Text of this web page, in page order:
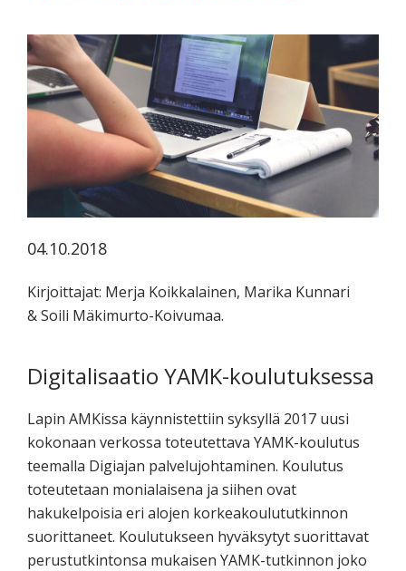
sekä
ammattikorkeakoulutusta
koskevasta
tutkimuksesta
kaikille
kiinnostuneille.
04.10.2018
Kirjoittajat: Merja Koikkalainen, Marika Kunnari
& Soili Mäkimurto-Koivumaa.
Digitalisaatio YAMK-koulutuksessa
Lapin AMKissa käynnistettiin syksyllä 2017 uusi
kokonaan verkossa toteutettava YAMK-koulutus
teemalla Digiajan palvelujohtaminen. Koulutus
toteutetaan monialaisena ja siihen ovat
hakukelpoisia eri alojen korkeakoulututkinnon
suorittaneet. Koulutukseen hyväksytyt suorittavat
perustutkintonsa mukaisen YAMK-tutkinnon joko